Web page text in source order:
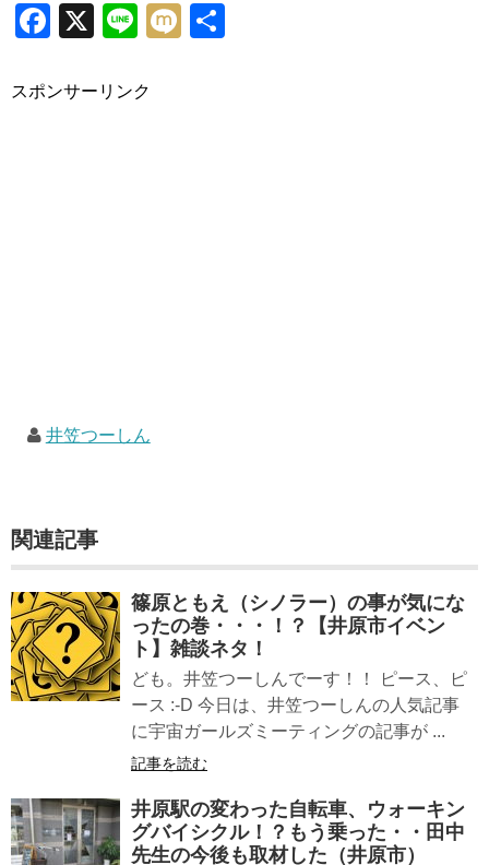
Facebook
X LineMixi
スポンサーリンク
井笠つーしん
関連記事
篠原ともえ（シノラー）の事が気にな
ったの巻・・・！？【井原市イベン
ト】雑談ネタ！
ども。井笠つーしんでーす！！ ピース、ピ
ース :-D 今日は、井笠つーしんの人気記事
に宇宙ガールズミーティングの記事が ...
記事を読む
井原駅の変わった自転車、ウォーキン
グバイシクル！？もう乗った・・田中
先生の今後も取材した（井原市）